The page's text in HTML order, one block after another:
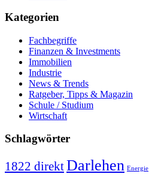
Kategorien
Fachbegriffe
Finanzen & Investments
Immobilien
Industrie
News & Trends
Ratgeber, Tipps & Magazin
Schule / Studium
Wirtschaft
Schlagwörter
1822 direktDarlehen Energie